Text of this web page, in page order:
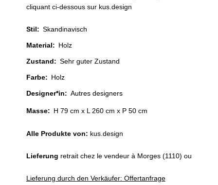
cliquant ci-dessous sur kus.design
Stil: Skandinavisch
Material: Holz
Zustand: Sehr guter Zustand
Farbe: Holz
Designer*in: Autres designers
Masse: H 79 cm x L 260 cm x P 50 cm
Alle Produkte von: kus.design
Lieferung retrait chez le vendeur à Morges (1110) ou
Lieferung durch den Verkäufer: Offertanfrage